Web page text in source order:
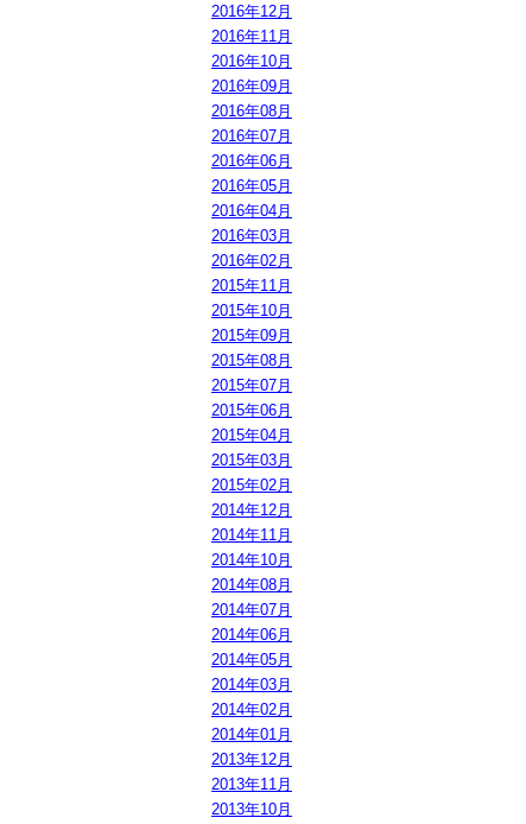
2016年12月
2016年11月
2016年10月
2016年09月
2016年08月
2016年07月
2016年06月
2016年05月
2016年04月
2016年03月
2016年02月
2015年11月
2015年10月
2015年09月
2015年08月
2015年07月
2015年06月
2015年04月
2015年03月
2015年02月
2014年12月
2014年11月
2014年10月
2014年08月
2014年07月
2014年06月
2014年05月
2014年03月
2014年02月
2014年01月
2013年12月
2013年11月
2013年10月